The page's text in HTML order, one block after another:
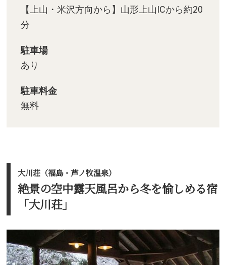
【上山・米沢方向から】山形上山ICから約20
分
駐車場
あり
駐車料金
無料
大川荘（福島・芦ノ牧温泉）
絶景の空中露天風呂から冬を愉しめる宿
「大川荘」